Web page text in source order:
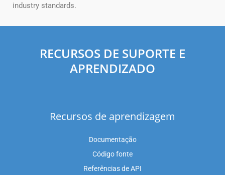
industry standards.
RECURSOS DE SUPORTE E
APRENDIZADO
Recursos de aprendizagem
Documentação
Código fonte
Referências de API